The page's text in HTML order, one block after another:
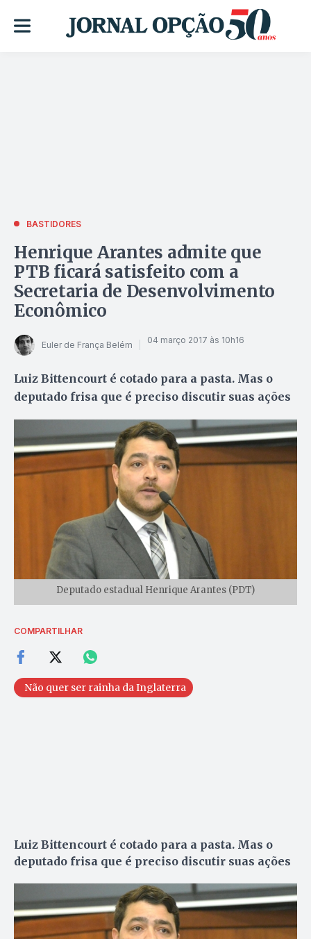
BASTIDORES
Henrique Arantes admite que
PTB ficará satisfeito com a
Secretaria de Desenvolvimento
Econômico
Euler de França Belém 04 março 2017 às 10h16
Luiz Bittencourt é cotado para a pasta. Mas o
deputado frisa que é preciso discutir suas ações
Deputado estadual Henrique Arantes (PDT)
COMPARTILHAR
Não quer ser rainha da Inglaterra
Luiz Bittencourt é cotado para a pasta. Mas o
deputado frisa que é preciso discutir suas ações